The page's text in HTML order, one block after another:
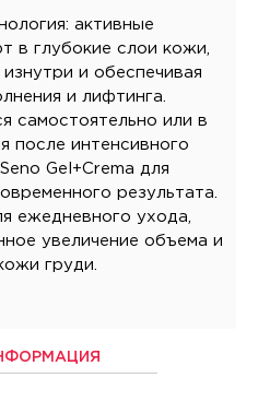
активные
в глубокие слои кожи,
и обеспечивая
и лифтинга.
самостоятельно или в
после интенсивного
Gel+Crema для
результата.
ежедневного ухода,
увеличение объема и
груди.